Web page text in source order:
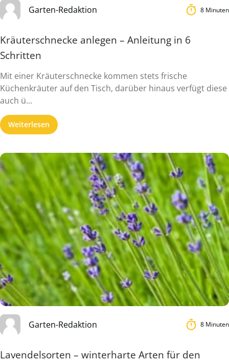
Garten-Redaktion 8 Minuten
Kräuterschnecke anlegen – Anleitung in 6
Schritten
Mit einer Kräuterschnecke kommen stets frische
Küchenkräuter auf den Tisch, darüber hinaus verfügt diese
auch ü...
Weiterlesen
Garten-Redaktion 8 Minuten
Lavendelsorten – winterharte Arten für den